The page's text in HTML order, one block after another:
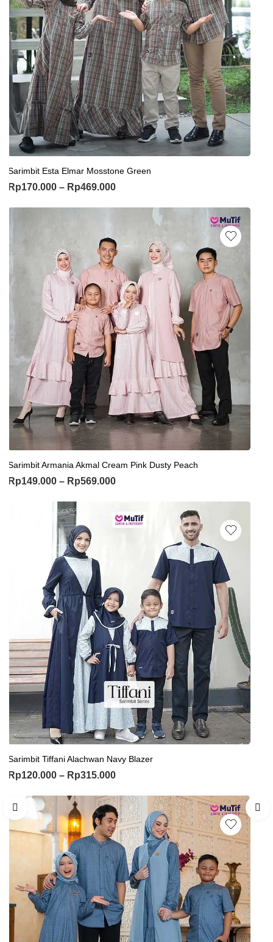
Sarimbit Esta Elmar Mosstone Green
Rp170.000 – Rp469.000
Sarimbit Armania Akmal Cream Pink Dusty Peach
Rp149.000 – Rp569.000
Sarimbit Tiffani Alachwan Navy Blazer
Rp120.000 – Rp315.000